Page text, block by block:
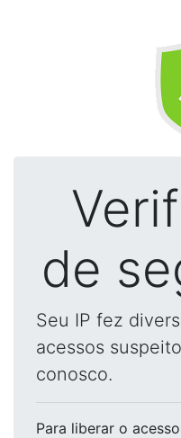
de
Seu IP fez
acessos
conosco.
Para liberar o acesso